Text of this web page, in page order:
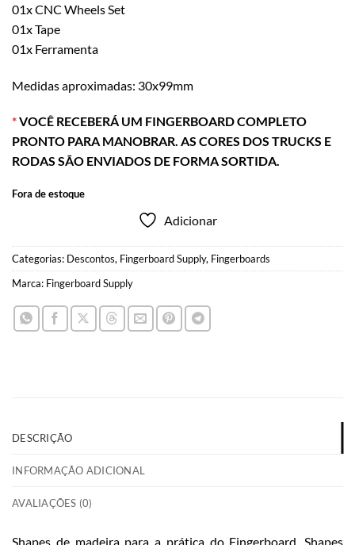
01x CNC Wheels Set
01x Tape
01x Ferramenta
Medidas aproximadas: 30x99mm
*VOCÊ RECEBERÁ UM FINGERBOARD COMPLETO
PRONTO PARA MANOBRAR. AS CORES DOS TRUCKS E
RODAS SÃO ENVIADOS DE FORMA SORTIDA.
Fora de estoque
Adicionar
Categorias: Descontos, Fingerboard Supply, Fingerboards
Marca: Fingerboard Supply
DESCRIÇÃO
INFORMAÇÃO ADICIONAL
AVALIAÇÕES (0)
Shapes de madeira para a prática do Fingerboard. Shapes